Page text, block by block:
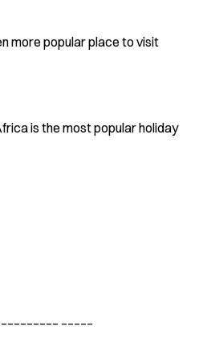
more popular place to visit
is the most popular holiday